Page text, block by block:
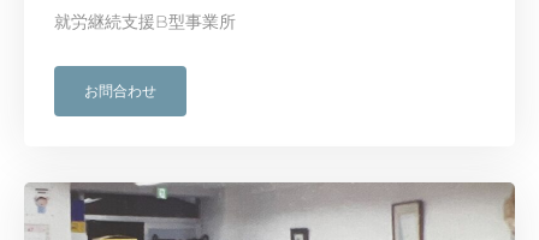
就労継続支援B型事業所
お問合わせ